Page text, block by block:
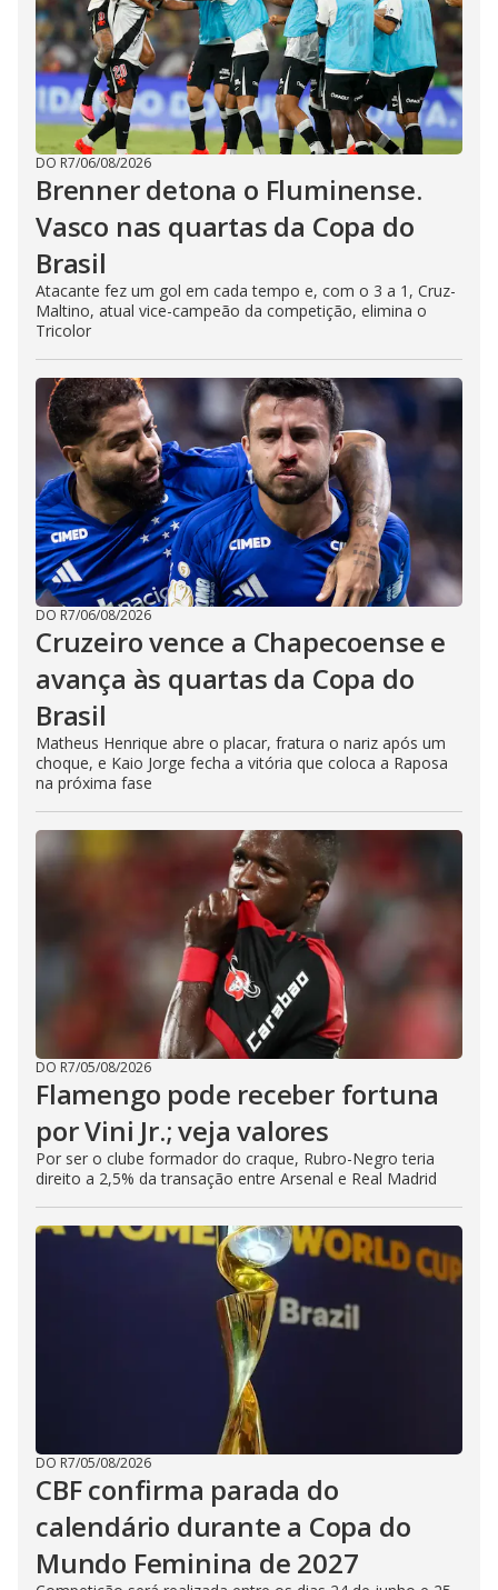
DO R7/06/08/2026
Brenner detona o Fluminense.
Vasco nas quartas da Copa do
Brasil
Atacante fez um gol em cada tempo e, com o 3 a 1, Cruz-
Maltino, atual vice-campeão da competição, elimina o
Tricolor
DO R7/06/08/2026
Cruzeiro vence a Chapecoense e
avança às quartas da Copa do
Brasil
Matheus Henrique abre o placar, fratura o nariz após um
choque, e Kaio Jorge fecha a vitória que coloca a Raposa
na próxima fase
DO R7/05/08/2026
Flamengo pode receber fortuna
por Vini Jr.; veja valores
Por ser o clube formador do craque, Rubro-Negro teria
direito a 2,5% da transação entre Arsenal e Real Madrid
DO R7/05/08/2026
CBF confirma parada do
calendário durante a Copa do
Mundo Feminina de 2027